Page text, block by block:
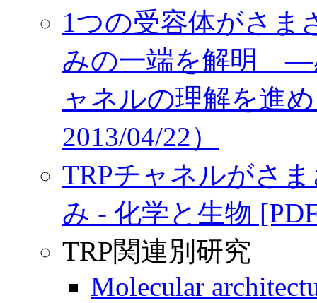
1つの受容体がさま
みの一端を解明 ―
ャネルの理解を進
2013/04/22）
TRPチャネルがさ
み - 化学と生物
TRP関連別研究
Molecular